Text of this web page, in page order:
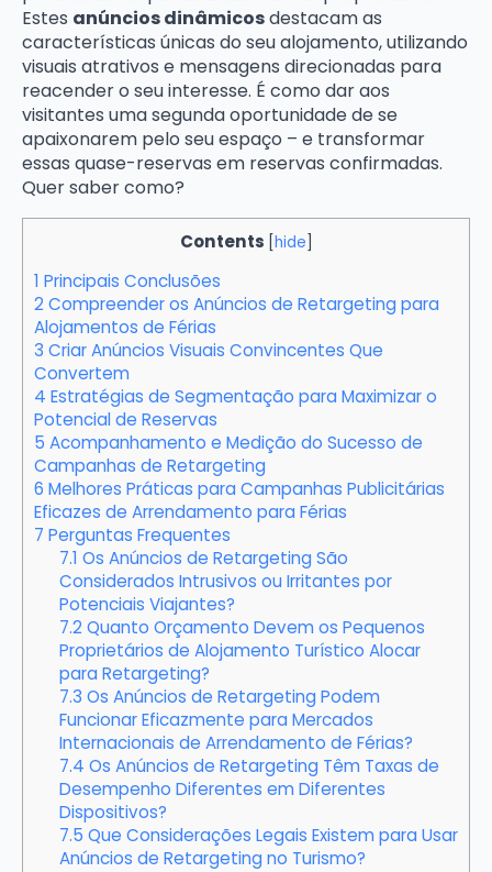
Estes anúncios dinâmicosdestacam as
características únicas do seu alojamento, utilizando
visuais atrativos e mensagens direcionadas para
reacender o seu interesse. É como dar aos
visitantes uma segunda oportunidade de se
apaixonarem pelo seu espaço – e transformar
essas quase-reservas em reservas confirmadas.
Quer saber como?
Contents [hide]
1 Principais Conclusões
2 Compreender os Anúncios de Retargeting para
Alojamentos de Férias
3 Criar Anúncios Visuais Convincentes Que
Convertem
4 Estratégias de Segmentação para Maximizar o
Potencial de Reservas
5 Acompanhamento e Medição do Sucesso de
Campanhas de Retargeting
6 Melhores Práticas para Campanhas Publicitárias
Eficazes de Arrendamento para Férias
7 Perguntas Frequentes
7.1 Os Anúncios de Retargeting São
Considerados Intrusivos ou Irritantes por
Potenciais Viajantes?
7.2 Quanto Orçamento Devem os Pequenos
Proprietários de Alojamento Turístico Alocar
para Retargeting?
7.3 Os Anúncios de Retargeting Podem
Funcionar Eficazmente para Mercados
Internacionais de Arrendamento de Férias?
7.4 Os Anúncios de Retargeting Têm Taxas de
Desempenho Diferentes em Diferentes
Dispositivos?
7.5 Que Considerações Legais Existem para Usar
Anúncios de Retargeting no Turismo?